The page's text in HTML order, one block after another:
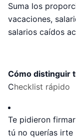
Suma los
vacaciones,
salarios caídos
Cómo distinguir
Checklist rápido
Te pidieron
tú no querías